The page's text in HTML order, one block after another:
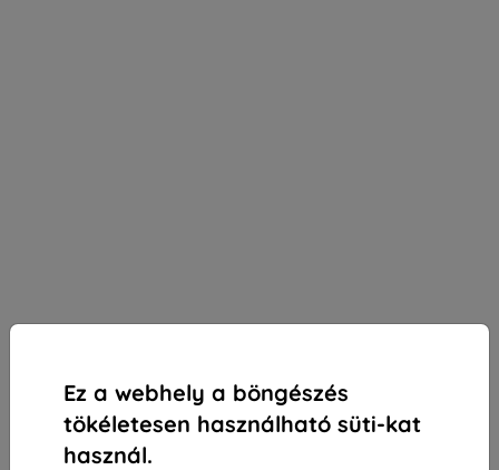
Ez a webhely a böngészés
tökéletesen használható süti-kat
használ.
3MK Apple iPhone XR/11 - 3mk SilverProtection+